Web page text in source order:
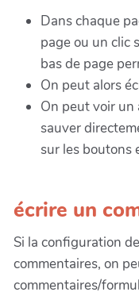
Dans chaque
page ou un clic
bas de page
On peut alors
On peut voir un
sauver
sur les boutons
écrire un
Si la configuration
commentaires, on
commentaires/